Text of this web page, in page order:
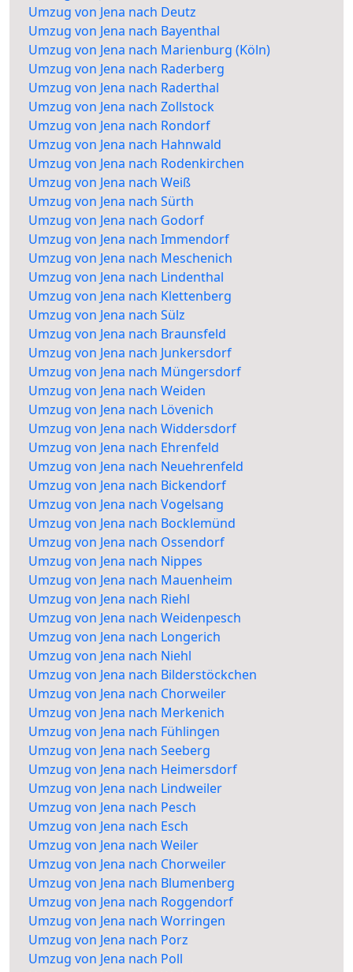
Umzug von Jena nach Deutz
Umzug von Jena nach Bayenthal
Umzug von Jena nach Marienburg (Köln)
Umzug von Jena nach Raderberg
Umzug von Jena nach Raderthal
Umzug von Jena nach Zollstock
Umzug von Jena nach Rondorf
Umzug von Jena nach Hahnwald
Umzug von Jena nach Rodenkirchen
Umzug von Jena nach Weiß
Umzug von Jena nach Sürth
Umzug von Jena nach Godorf
Umzug von Jena nach Immendorf
Umzug von Jena nach Meschenich
Umzug von Jena nach Lindenthal
Umzug von Jena nach Klettenberg
Umzug von Jena nach Sülz
Umzug von Jena nach Braunsfeld
Umzug von Jena nach Junkersdorf
Umzug von Jena nach Müngersdorf
Umzug von Jena nach Weiden
Umzug von Jena nach Lövenich
Umzug von Jena nach Widdersdorf
Umzug von Jena nach Ehrenfeld
Umzug von Jena nach Neuehrenfeld
Umzug von Jena nach Bickendorf
Umzug von Jena nach Vogelsang
Umzug von Jena nach Bocklemünd
Umzug von Jena nach Ossendorf
Umzug von Jena nach Nippes
Umzug von Jena nach Mauenheim
Umzug von Jena nach Riehl
Umzug von Jena nach Weidenpesch
Umzug von Jena nach Longerich
Umzug von Jena nach Niehl
Umzug von Jena nach Bilderstöckchen
Umzug von Jena nach Chorweiler
Umzug von Jena nach Merkenich
Umzug von Jena nach Fühlingen
Umzug von Jena nach Seeberg
Umzug von Jena nach Heimersdorf
Umzug von Jena nach Lindweiler
Umzug von Jena nach Pesch
Umzug von Jena nach Esch
Umzug von Jena nach Weiler
Umzug von Jena nach Chorweiler
Umzug von Jena nach Blumenberg
Umzug von Jena nach Roggendorf
Umzug von Jena nach Worringen
Umzug von Jena nach Porz
Umzug von Jena nach Poll